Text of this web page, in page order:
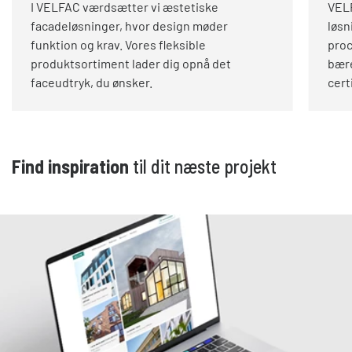
I VELFAC værdsætter vi æstetiske
facadeløsninger, hvor design møder
funktion og krav. Vores fleksible
produktsortiment lader dig opnå det
faceudtryk, du ønsker.
Find inspiration til dit næste projekt